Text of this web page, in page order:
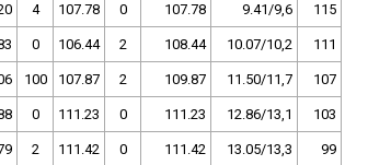
4 107.78 0 107.78 9.41/9,6 115
0 106.44 2 108.44 10.07/10,2 111
100 107.87 2 109.87 11.50/11,7 107
0 111.23 0 111.23 12.86/13,1 103
2 111.42 0 111.42 13.05/13,3 99